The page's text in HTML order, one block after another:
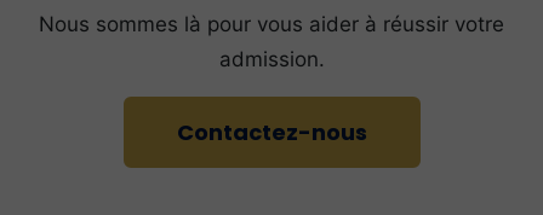
Nous sommes là pour vous aider à réussir votre
admission.
Contactez-nous